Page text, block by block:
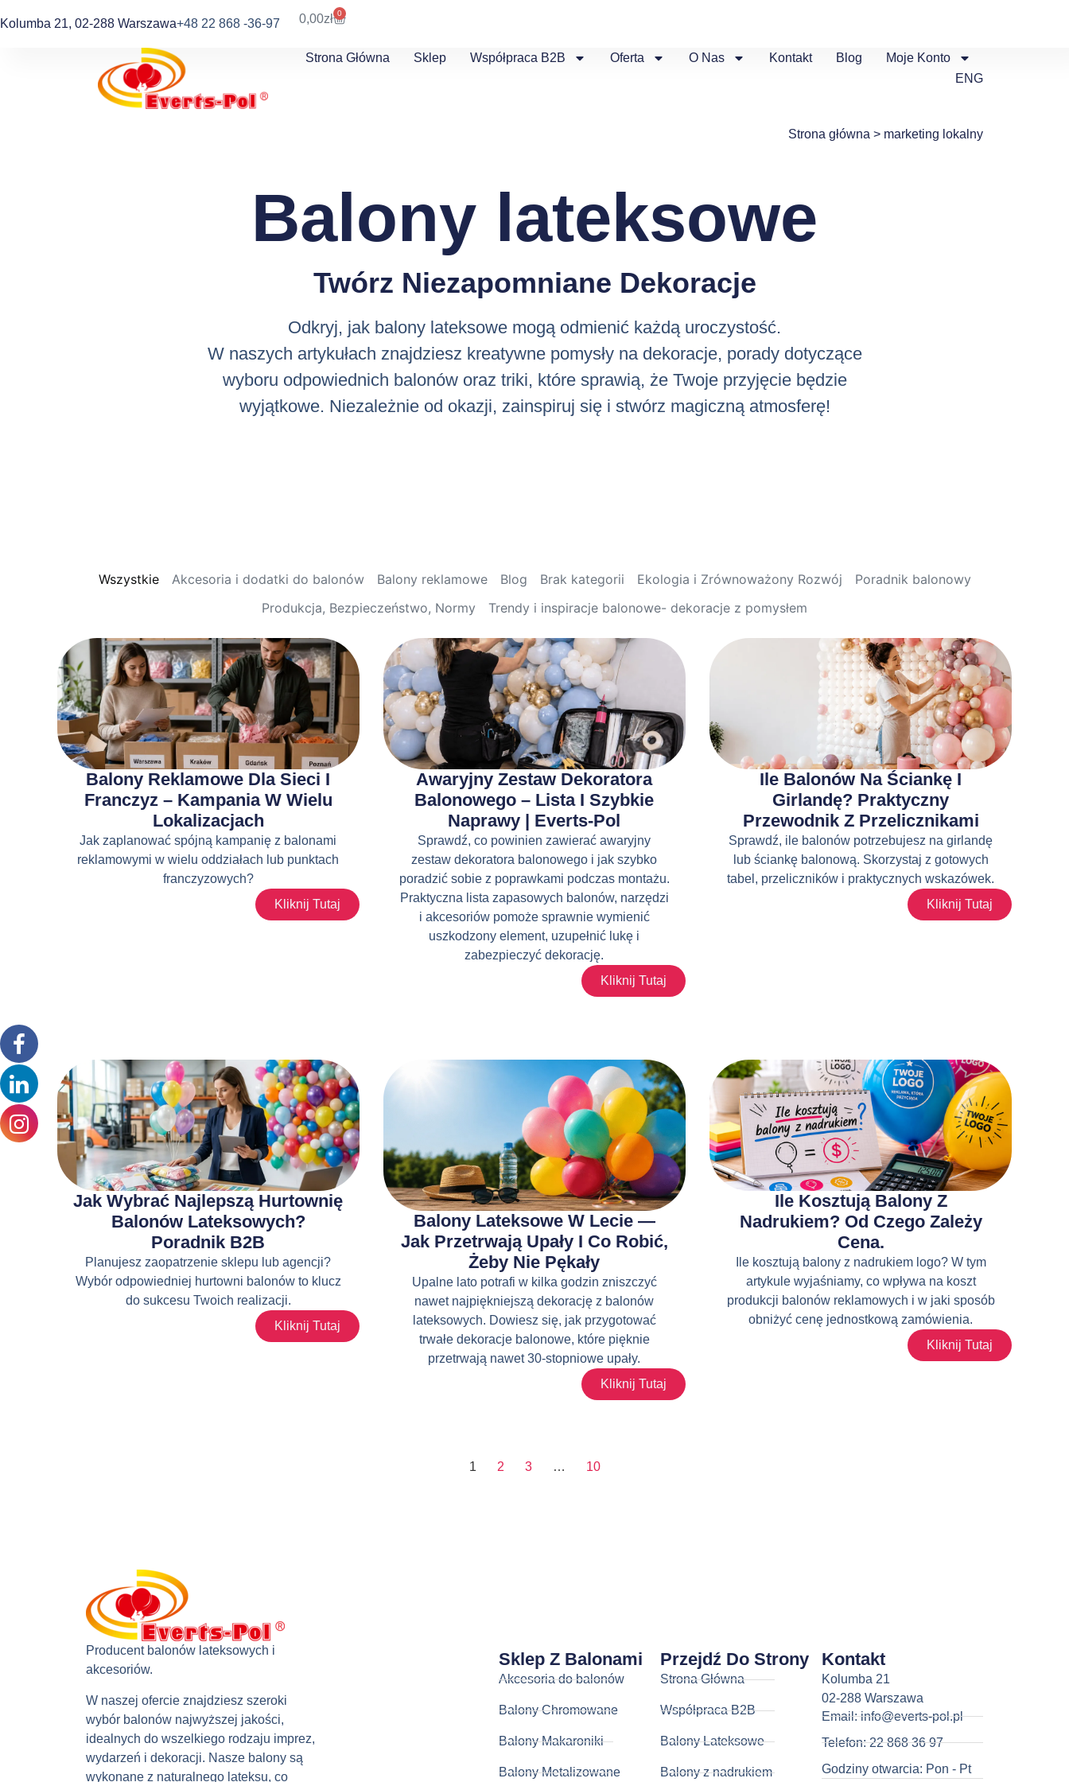
Kolumba 21, 02-288 Warszawa+48 22 868 -36-97 0,00zł 0
Strona Główna Sklep Współpraca B2B Oferta O Nas Kontakt Blog
Moje Konto
ENG
Strona główna > marketing lokalny
Balony lateksowe
Twórz Niezapomniane Dekoracje
Odkryj, jak balony lateksowe mogą odmienić każdą uroczystość.
W naszych artykułach znajdziesz kreatywne pomysły na dekoracje, porady dotyczące
wyboru odpowiednich balonów oraz triki, które sprawią, że Twoje przyjęcie będzie
wyjątkowe. Niezależnie od okazji, zainspiruj się i stwórz magiczną atmosferę!
Akcesoria i dodatki do balonów Balony reklamowe Blog Brak kategorii Ekologia i Zrównoważony Rozwój
Poradnik balonowy
Produkcja, Bezpieczeństwo, Normy
Trendy i inspiracje balonowe- dekoracje z pomysłem
Wszystkie
Balony Reklamowe Dla Sieci I
Franczyz – Kampania W Wielu
Lokalizacjach
Jak zaplanować spójną kampanię z balonami
reklamowymi w wielu oddziałach lub punktach
franczyzowych?
Kliknij Tutaj
Awaryjny Zestaw Dekoratora
Balonowego – Lista I Szybkie
Naprawy | Everts-Pol
Sprawdź, co powinien zawierać awaryjny
zestaw dekoratora balonowego i jak szybko
poradzić sobie z poprawkami podczas montażu.
Praktyczna lista zapasowych balonów, narzędzi
i akcesoriów pomoże sprawnie wymienić
uszkodzony element, uzupełnić lukę i
zabezpieczyć dekorację.
Kliknij Tutaj
Ile Balonów Na Ściankę I
Girlandę? Praktyczny
Przewodnik Z Przelicznikami
Sprawdź, ile balonów potrzebujesz na girlandę
lub ściankę balonową. Skorzystaj z gotowych
tabel, przeliczników i praktycznych wskazówek.
Kliknij Tutaj
Jak Wybrać Najlepszą Hurtownię
Balonów Lateksowych?
Poradnik B2B
Planujesz zaopatrzenie sklepu lub agencji?
Wybór odpowiedniej hurtowni balonów to klucz
do sukcesu Twoich realizacji.
Kliknij Tutaj
Balony Lateksowe W Lecie —
Jak Przetrwają Upały I Co Robić,
Żeby Nie Pękały
Upalne lato potrafi w kilka godzin zniszczyć
nawet najpiękniejszą dekorację z balonów
lateksowych. Dowiesz się, jak przygotować
trwałe dekoracje balonowe, które pięknie
przetrwają nawet 30-stopniowe upały.
Kliknij Tutaj
Ile Kosztują Balony Z
Nadrukiem? Od Czego Zależy
Cena.
Ile kosztują balony z nadrukiem logo? W tym
artykule wyjaśniamy, co wpływa na koszt
produkcji balonów reklamowych i w jaki sposób
obniżyć cenę jednostkową zamówienia.
Kliknij Tutaj
1 2 3 … 10
Producent balonów lateksowych i
akcesoriów.
W naszej ofercie znajdziesz szeroki
wybór balonów najwyższej jakości,
idealnych do wszelkiego rodzaju imprez,
wydarzeń i dekoracji. Nasze balony są
wykonane z naturalnego lateksu, co
Sklep Z Balonami
Akcesoria do balonów
Balony Chromowane
Balony Makaroniki
Balony Metalizowane
Przejdź Do Strony
Strona Główna
Współpraca B2B
Balony Lateksowe
Balony z nadrukiem
Kontakt
Kolumba 21
02-288 Warszawa
Email: info@everts-pol.pl
Telefon: 22 868 36 97
Godziny otwarcia: Pon - Pt